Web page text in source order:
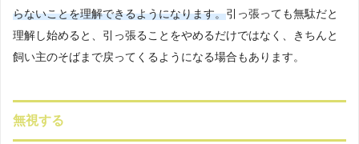
らないことを理解できるようになります。引っ張っても無駄だと
理解し始めると、引っ張ることをやめるだけではなく、きちんと
飼い主のそばまで戻ってくるようになる場合もあります。
無視する